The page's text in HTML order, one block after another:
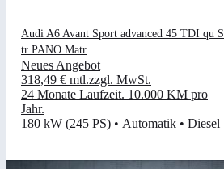
Audi A6 Avant Sport advanced 45 TDI qu S
tr PANO Matr
Neues Angebot
318,49 € mtl.zzgl. MwSt.
24 Monate Laufzeit. 10.000 KM pro
Jahr.
180 kW (245 PS) • Automatik • Diesel